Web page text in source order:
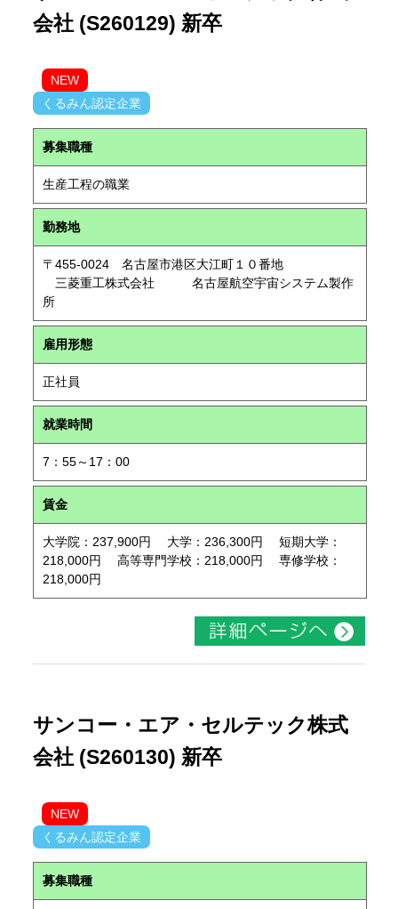
会社 (S260129) 新卒
NEW
くるみん認定企業
募集職種
生産工程の職業
勤務地
〒455-0024 名古屋市港区大江町１０番地
三菱重工株式会社 名古屋航空宇宙システム製作
所
雇用形態
正社員
就業時間
7：55～17：00
賃金
大学院：237,900円 大学：236,300円 短期大学：
218,000円 高等専門学校：218,000円 専修学校：
218,000円
サンコー・エア・セルテック株式
会社 (S260130) 新卒
NEW
くるみん認定企業
募集職種